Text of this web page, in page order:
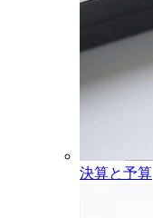
決算と予算